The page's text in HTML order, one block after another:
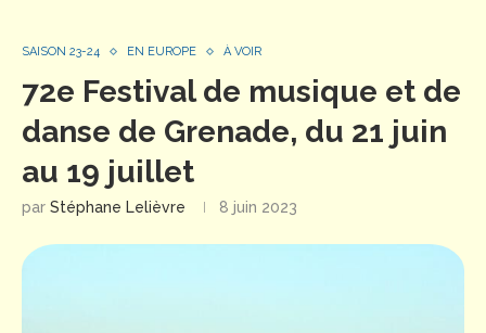
SAISON 23-24 EN EUROPE À VOIR
72e Festival de musique et de
danse de Grenade, du 21 juin
au 19 juillet
par Stéphane Lelièvre 8 juin 2023